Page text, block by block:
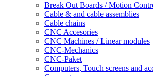
Break Out Boards / Motion
Cable & and cable assemblies
Cable chains
CNC Accesories
CNC Machines / Linear modules
CNC-Mechanics
CNC-Paket
Computers, Touch screens and